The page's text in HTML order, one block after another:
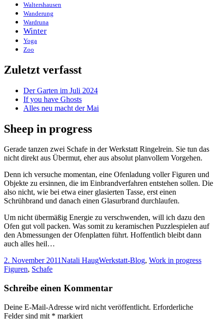
Waltershausen
Wanderung
Wardruna
Winter
Yoga
Zoo
Zuletzt verfasst
Der Garten im Juli 2024
If you have Ghosts
Alles neu macht der Mai
Sheep in progress
Gerade tanzen zwei Schafe in der Werkstatt Ringelrein. Sie tun das
nicht direkt aus Übermut, eher aus absolut planvollem Vorgehen.
Denn ich versuche momentan, eine Ofenladung voller Figuren und
Objekte zu ersinnen, die im Einbrandverfahren entstehen sollen. Die
also nicht, wie bei etwa einer glasierten Tasse, erst einen
Schrühbrand und danach einen Glasurbrand durchlaufen.
Um nicht übermäßig Energie zu verschwenden, will ich dazu den
Ofen gut voll packen. Was somit zu keramischen Puzzlespielen auf
den Abmessungen der Ofenplatten führt. Hoffentlich bleibt dann
auch alles heil…
Veröffentlicht
am
2. November 2011Autor
Natali HaugKategorien
Werkstatt-Blog, Work in progress
Figuren, Schafe
Schreibe einen Kommentar
Deine E-Mail-Adresse wird nicht veröffentlicht. Erforderliche
Felder sind mit * markiert